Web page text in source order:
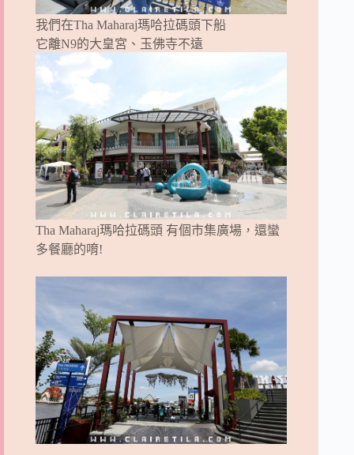
我們在Tha Maharaj瑪哈拉碼頭下船
它離N9的大皇宮、玉佛寺不遠
Tha Maharaj瑪哈拉碼頭 有個市集廣場，還蠻
多餐廳的唷!